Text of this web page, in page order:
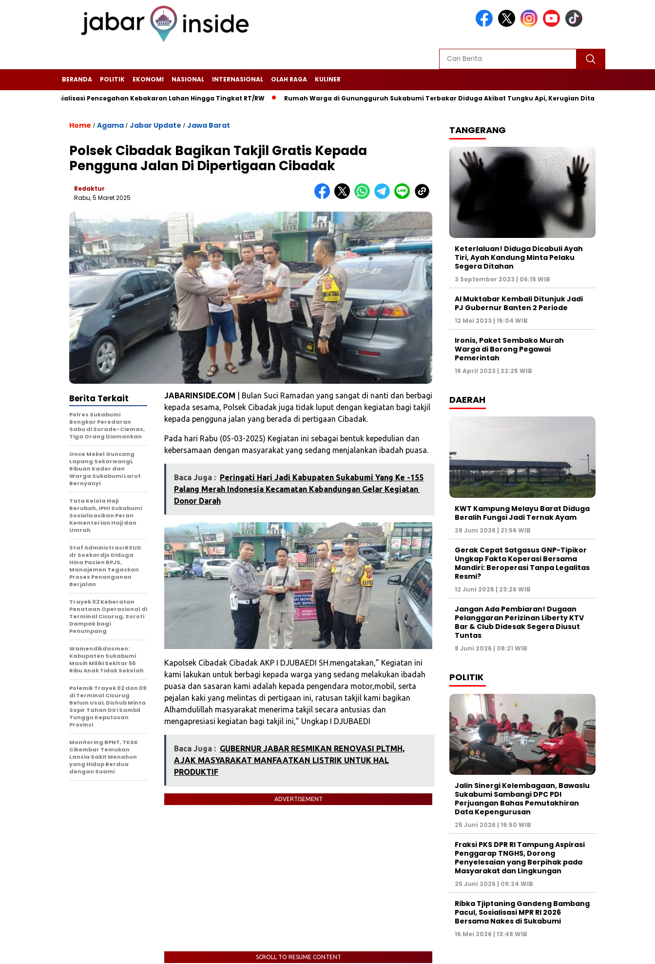
BERANDA POLITIK EKONOMI NASIONAL INTERNASIONAL OLAH RAGA KULINER
Sosialisasi Pencegahan Kebakaran Lahan Hingga Tingkat RT/RW‎ ‎Rumah Warga di Gunungguruh Sukabumi Terbakar Diduga Akibat Tungku Api, Kerugian Ditaksir Rp25 Juta
Home / Agama / Jabar Update / Jawa Barat
Polsek Cibadak Bagikan Takjil Gratis Kepada
Pengguna Jalan Di Dipertigaan Cibadak
Redaktur
Rabu, 5 Maret 2025
JABARINSIDE.COM | Bulan Suci Ramadan yang sangat di nanti dan berbagi
kepada sesama, Polsek Cibadak juga tidak luput dengan kegiatan bagi takjil
kepada pengguna jalan yang berada di pertigaan Cibadak.
Pada hari Rabu (05-03-2025) Kegiatan ini sebagai bentuk kepedulian dan
kebersamaan dengan masyarakat yang sedang menjalankan ibadah puasa.
Baca Juga : Peringati Hari Jadi Kabupaten Sukabumi Yang Ke -155
Palang Merah Indonesia Kecamatan Kabandungan Gelar Kegiatan
Donor Darah
Kapolsek Cibadak Cibadak AKP I DJUBAEDI SH.mengatakan,” Kegiatan ini
kami lakukan untuk berbagi kepada warga yang sedang melakukan ibadah
puasa dan sasaran kami adalah kepada pengendara motor,mobil, serta
pejalan kaki yang melintas di pertigaan ini, ratusan takjil kami bagikan
Alhamdulillah masyarakat menerima takjil secara antusias dan
mengapresiasi kegiatan bagi takjil ini,” Ungkap I DJUBAEDI
Baca Juga : GUBERNUR JABAR RESMIKAN RENOVASI PLTMH,
AJAK MASYARAKAT MANFAATKAN LISTRIK UNTUK HAL
PRODUKTIF
ADVERTISEMENT
SCROLL TO RESUME CONTENT
Berita Terkait
Polres Sukabumi
Bongkar Peredaran
Sabu di Surade-Ciemas,
Tiga Orang Diamankan
Once Mekel Guncang
Lapang Sekarwangi,
Ribuan Kader dan
Warga Sukabumi Larut
Bernyanyi
Tata Kelola Haji
Berubah, IPHI Sukabumi
Sosialisasikan Peran
Kementerian Haji dan
Umrah
Staf Administrasi RSUD
dr Soekardjo Diduga
Hina Pasien BPJS,
Manajemen Tegaskan
Proses Penanganan
Berjalan
‎Trayek 02 Keberatan
Penataan Operasional di
Terminal Cicurug, Soroti
Dampak bagi
Penumpang
Wamendikdasmen:
Kabupaten Sukabumi
Masih Miliki Sekitar 56
Ribu Anak Tidak Sekolah
Polemik Trayek 02 dan 09
di Terminal Cicurug
Belum Usai, Dishub Minta
Sopir Tahan Diri Sambil
Tunggu Keputusan
Provinsi
‎Monitoring BPNT, TKSK
Cikembar Temukan
Lansia Sakit Menahun
yang Hidup Berdua
dengan Suami
TANGERANG
Keterlaluan! Diduga Dicabuli Ayah
Tiri, Ayah Kandung Minta Pelaku
Segera Ditahan
3 September 2023 | 06:15 WIB
Al Muktabar Kembali Ditunjuk Jadi
PJ Gubernur Banten 2 Periode
12 Mei 2023 | 15:04 WIB
Ironis, Paket Sembako Murah
Warga di Borong Pegawai
Pemerintah
16 April 2023 | 22:25 WIB
DAERAH
KWT Kampung Melayu Barat Diduga
Beralih Fungsi Jadi Ternak Ayam
28 Juni 2026 | 21:56 WIB
Gerak Cepat Satgasus GNP-Tipikor
Ungkap Fakta Koperasi Bersama
Mandiri: Beroperasi Tanpa Legalitas
Resmi?
12 Juni 2026 | 23:26 WIB
Jangan Ada Pembiaran! Dugaan
Pelanggaran Perizinan Liberty KTV
Bar & Club Didesak Segera Diusut
Tuntas
8 Juni 2026 | 08:21 WIB
POLITIK
Jalin Sinergi Kelembagaan, Bawaslu
Sukabumi Sambangi DPC PDI
Perjuangan Bahas Pemutakhiran
Data Kepengurusan
25 Juni 2026 | 19:50 WIB
‎Fraksi PKS DPR RI Tampung Aspirasi
Penggarap TNGHS, Dorong
Penyelesaian yang Berpihak pada
Masyarakat dan Lingkungan‎
25 Juni 2026 | 09:24 WIB
Ribka Tjiptaning Gandeng Bambang
Pacul, Sosialisasi MPR RI 2026
Bersama Nakes di Sukabumi
16 Mei 2026 | 13:48 WIB